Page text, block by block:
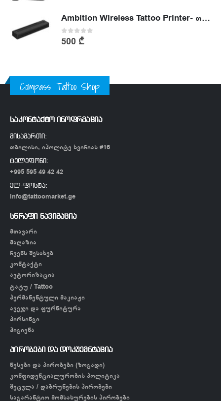
Ambition Wireless Tattoo Printer- თერმული პრინტერი
0out of 5
500 ₾
Compass Tattoo Shop
საკონტაქტო ინოფრმაცია
მისამართი:
თბილისი, იპოლიტე ხვიჩიას #16
ტელეფონი:
+995 595 49 42 42
ელ-ფოსტა:
info@tattoomarket.ge
სწრაფი ნავიგაცია
მთავარი
მაღაზია
ჩვენს შესახებ
კონტაქტი
ავტორიზაცია
ტატუ / Tattoo
პერმანენტული მაკიაჟი
ავეჯი და ფურნიტურა
პირსინგი
ჰიგიენა
პირობები და დოკუემნტაცია
წესები და პირობები (ზოგადი)
კონფიდენციალურობის პოლიტიკა
შეცვლა / დაბრუნების პირობები
საგარანტიო მომსახურების პირობები